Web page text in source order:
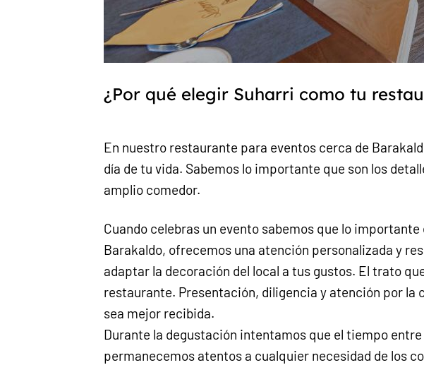
¿Por qué elegir Suharri como tu
En nuestro restaurante para eventos cerca de
día de tu vida. Sabemos lo importante que son los
amplio comedor.
Cuando celebras un evento sabemos que lo
Barakaldo, ofrecemos una atención personalizada y
adaptar la decoración del local a tus gustos. El trato
restaurante. Presentación, diligencia y atención por la
sea mejor recibida.
Durante la degustación intentamos que el tiempo
permanecemos atentos a cualquier necesidad de los